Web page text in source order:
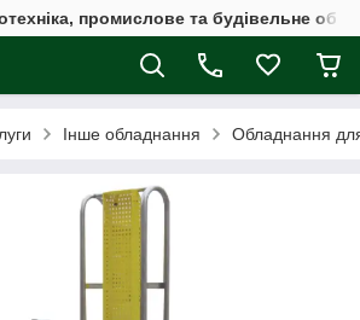
промислове та будівельне
Інше обладнання Обладнання